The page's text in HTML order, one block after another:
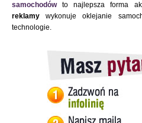
samochodówto najlepsza forma
reklamy wykonuje oklejanie
technologie.